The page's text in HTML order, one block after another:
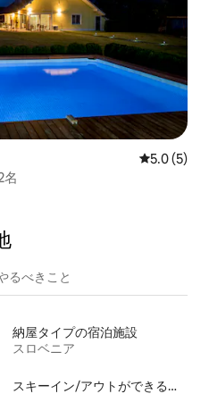
レビュー5
5.0 (5)
名
るべきこと
納屋タイプの宿泊施設
スロベニア
スキーイン/アウトができる宿泊先